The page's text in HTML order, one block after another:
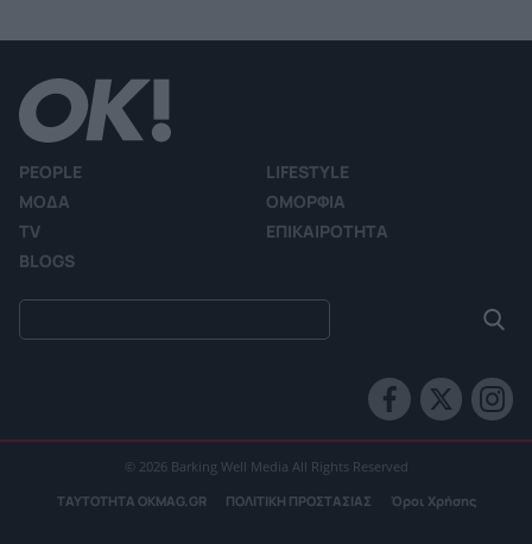
PEOPLE
LIFESTYLE
ΜΟΔΑ
ΟΜΟΡΦΙΑ
TV
ΕΠΙΚΑΙΡΟΤΗΤΑ
BLOGS
© 2026 Barking Well Media All Rights Reserved
ΤΑΥΤΟΤΗΤΑ OKMAG.GR ΠΟΛΙΤΙΚΗ ΠΡΟΣΤΑΣΙΑΣ Όροι Χρήσης